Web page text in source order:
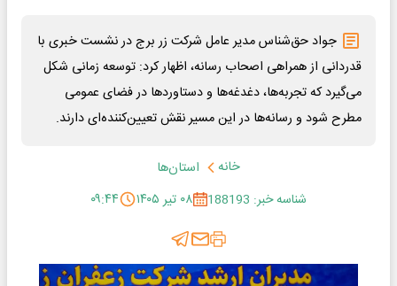
جواد حق‌شناس مدیر عامل شرکت زر برج در نشست خبری با
قدردانی از همراهی اصحاب رسانه، اظهار کرد: توسعه زمانی شکل
می‌گیرد که تجربه‌ها، دغدغه‌ها و دستاوردها در فضای عمومی
مطرح شود و رسانه‌ها در این مسیر نقش تعیین‌کننده‌ای دارند.
خانه
استان‌ها
شناسه خبر: 188193
۰۸ تیر ۱۴۰۵ ۰۹:۴۴